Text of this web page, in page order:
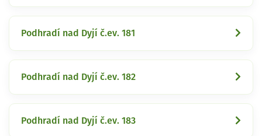
Podhradí nad Dyjí č.ev. 181
Podhradí nad Dyjí č.ev. 182
Podhradí nad Dyjí č.ev. 183